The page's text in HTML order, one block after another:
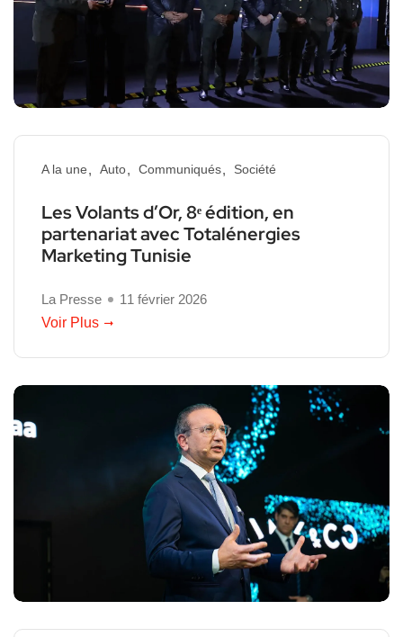
A la une Auto Communiqués Société
Les Volants d’Or, 8ᵉ édition, en
partenariat avec Totalénergies
Marketing Tunisie
La Presse
11 février 2026
Voir Plus